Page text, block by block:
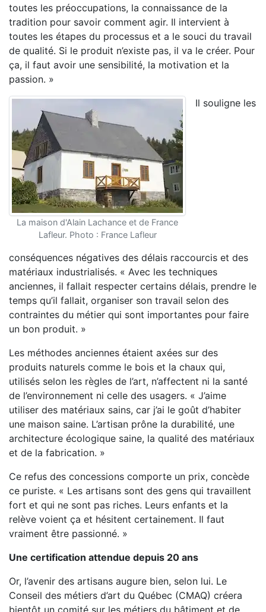
toutes les préoccupations, la connaissance de la
tradition pour savoir comment agir. Il intervient à
toutes les étapes du processus et a le souci du travail
de qualité. Si le produit n’existe pas, il va le créer. Pour
ça, il faut avoir une sensibilité, la motivation et la
passion. »
La maison d'Alain Lachance et de France
Lafleur. Photo : France Lafleur
Il souligne les
conséquences négatives des délais raccourcis et des
matériaux industrialisés. « Avec les techniques
anciennes, il fallait respecter certains délais, prendre le
temps qu’il fallait, organiser son travail selon des
contraintes du métier qui sont importantes pour faire
un bon produit. »
Les méthodes anciennes étaient axées sur des
produits naturels comme le bois et la chaux qui,
utilisés selon les règles de l’art, n’affectent ni la santé
de l’environnement ni celle des usagers. « J’aime
utiliser des matériaux sains, car j’ai le goût d’habiter
une maison saine. L’artisan prône la durabilité, une
architecture écologique saine, la qualité des matériaux
et de la fabrication. »
Ce refus des concessions comporte un prix, concède
ce puriste. « Les artisans sont des gens qui travaillent
fort et qui ne sont pas riches. Leurs enfants et la
relève voient ça et hésitent certainement. Il faut
vraiment être passionné. »
Une certification attendue depuis 20 ans
Or, l’avenir des artisans augure bien, selon lui. Le
Conseil des métiers d’art du Québec (CMAQ) créera
bientôt un comité sur les métiers du bâtiment et de